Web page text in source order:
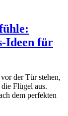
Ideen für
der Tür stehen,
Flügel aus.
dem perfekten